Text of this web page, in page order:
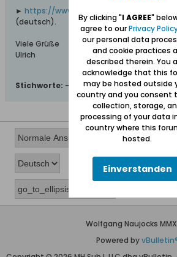
► https://www-trojmiasto-
(deutsch).
Viele Grüße
Ulrich
Stichworte: -
Wolfgang Naujocks
Powered by
By clicking "I AGREE"
agree to ourPrivacy
our personal data
and cookie practices
described therein. You
acknowledge that this
may be hosted outside
country and you consent
collection, storage,
processing of your data
country where this
hosted.
Einverstanden